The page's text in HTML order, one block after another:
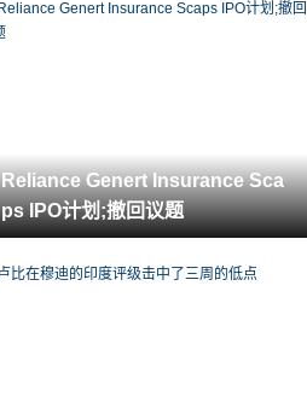
格Rs2,100
2021-11-18
排灯节股：这2个自动Bluechips是不可投
注的
2021-11-18
Reliance Genert Insurance Sca
ps IPO计划;撤回议题